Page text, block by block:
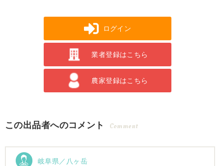
ログイン
業者登録はこちら
農家登録はこちら
この出品者へのコメント Comment
岐阜県／八ヶ岳